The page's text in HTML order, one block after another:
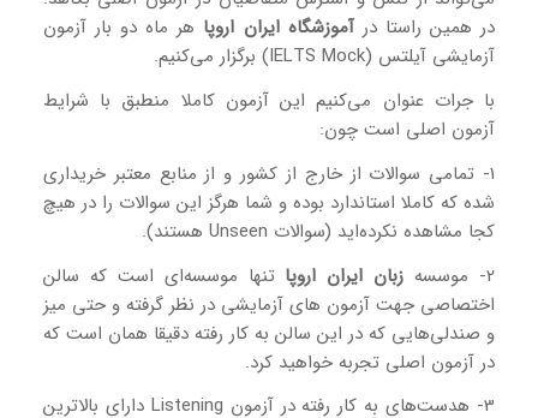
در همین راستا درآموزشگاه ایران اروپا هر ماه دو بار آزمون
آزمایشی آیلتس (IELTS Mock) برگزار می‌کنیم.
با جرات عنوان می‌کنیم این آزمون کاملا منطبق با شرایط
آزمون اصلی است چون:
1- تمامی سوالات از خارج از کشور و از منابع معتبر خریداری
شده که کاملا استاندارد بوده و شما هرگز این سوالات را در هیچ
کجا مشاهده نکرده‌اید (سوالات Unseen هستند).
2- موسسه
زبان ایران اروپا تنها موسسه‌ای است که سالن
اختصاصی جهت آزمون های آزمایشی در نظر گرفته و حتی میز
و صندلی‌هایی که در این سالن به کار رفته دقیقا همان است که
در آزمون اصلی تجربه خواهید کرد.
3- هدست‌های به کار رفته در آزمون Listening دارای بالاترین